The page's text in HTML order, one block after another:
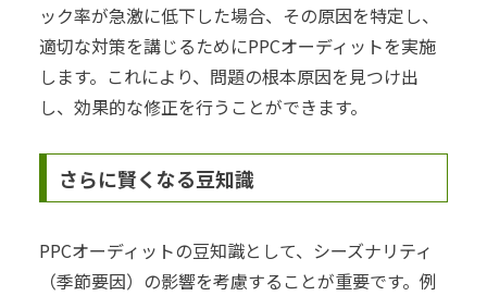
ック率が急激に低下した場合、その原因を特定し、
適切な対策を講じるためにPPCオーディットを実施
します。これにより、問題の根本原因を見つけ出
し、効果的な修正を行うことができます。
さらに賢くなる豆知識
PPCオーディットの豆知識として、シーズナリティ
（季節要因）の影響を考慮することが重要です。例